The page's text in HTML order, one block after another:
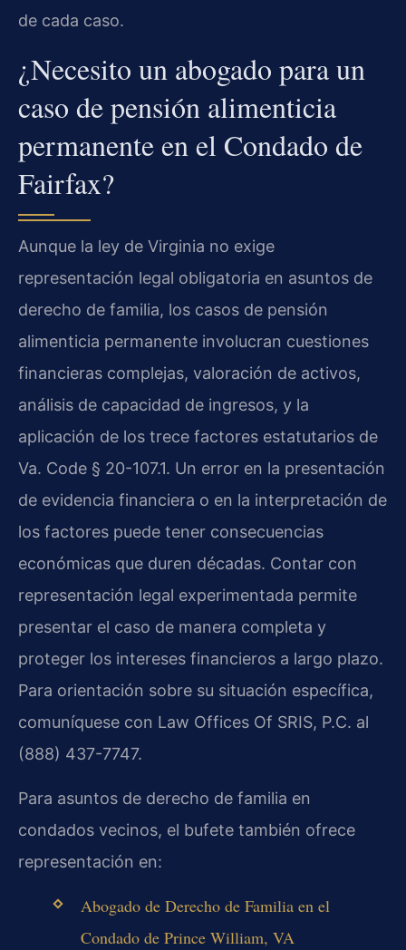
de cada caso.
¿Necesito un abogado para un
caso de pensión alimenticia
permanente en el Condado de
Fairfax?
Aunque la ley de Virginia no exige
representación legal obligatoria en asuntos de
derecho de familia, los casos de pensión
alimenticia permanente involucran cuestiones
financieras complejas, valoración de activos,
análisis de capacidad de ingresos, y la
aplicación de los trece factores estatutarios de
Va. Code § 20-107.1. Un error en la presentación
de evidencia financiera o en la interpretación de
los factores puede tener consecuencias
económicas que duren décadas. Contar con
representación legal experimentada permite
presentar el caso de manera completa y
proteger los intereses financieros a largo plazo.
Para orientación sobre su situación específica,
comuníquese con Law Offices Of SRIS, P.C. al
(888) 437-7747.
Para asuntos de derecho de familia en
condados vecinos, el bufete también ofrece
representación en:
Abogado de Derecho de Familia en el
Condado de Prince William, VA